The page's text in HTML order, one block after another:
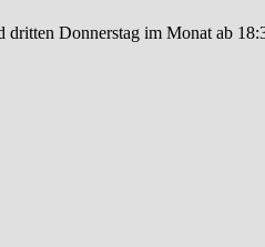
Donnerstag im Monat ab